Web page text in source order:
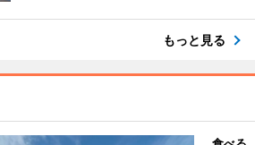
もっと見る